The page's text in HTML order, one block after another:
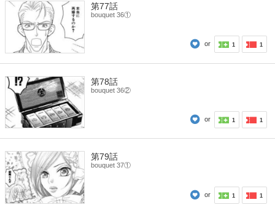
第77話
bouquet 36①
or 1 1
第78話
bouquet 36②
or 1 1
第79話
bouquet 37①
or 1 1